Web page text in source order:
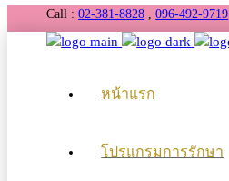
Call :02-381-8828 ,096-492-9719
หน้าแรก
โปรแกรมการรักษา